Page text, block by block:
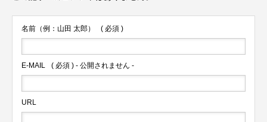
名前（例：山田 太郎） ( 必須 )
E-MAIL ( 必須 ) - 公開されません -
URL